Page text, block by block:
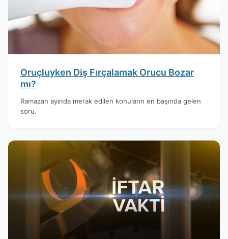
Oruçluyken Diş Fırçalamak Orucu Bozar
mı?
Ramazan ayında merak edilen konuların en başında gelen
soru.